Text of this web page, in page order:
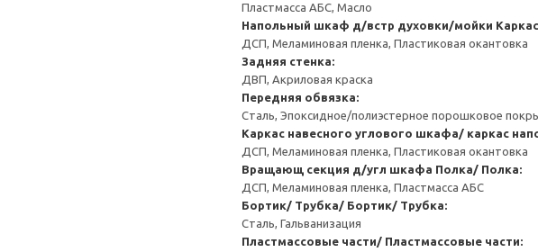
Пластмасса АБС, Масло
Напольный шкаф д/встр духовки/мойки
ДСП, Меламиновая пленка, Пластиковая окантовка
Задняя стенка:
ДВП, Акриловая краска
Передняя обвязка:
Сталь, Эпоксидное/полиэстерное порошковое
Каркас навесного углового шкафа/ каркас
ДСП, Меламиновая пленка, Пластиковая окантовка
Вращающ секция д/угл шкафа Полка/ Полка:
ДСП, Меламиновая пленка, Пластмасса АБС
Бортик/ Трубка/ Бортик/ Трубка:
Сталь, Гальванизация
Пластмассовые части/ Пластмассовые части: